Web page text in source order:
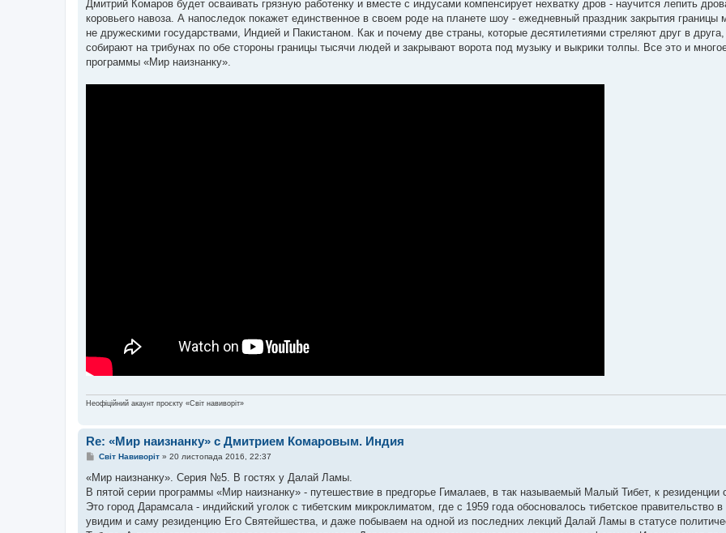
Дмитрий Комаров будет осваивать грязную работенку и вместе с индусами компенсирует нехватку дров - научится лепить
коровьего навоза. А напоследок покажет единственное в своем роде на планете шоу - ежедневный праздник закрытия
не дружескими государствами, Индией и Пакистаном. Как и почему две страны, которые десятилетиями стреляют друг в
собирают на трибунах по обе стороны границы тысячи людей и закрывают ворота под музыку и выкрики толпы. Все это и
программы «Мир наизнанку».
Неофіційний акаунт проєкту «Світ навиворіт»
Re: «Мир наизнанку» с Дмитрием Комаровым. Индия
П
в
д
о
л
Світ Навиворіт» 20 листопада 2016, 22:37
«Мир наизнанку». Серия №5. В гостях у Далай Ламы.
В пятой серии программы «Мир наизнанку» - путешествие в предгорье Гималаев, в так называемый Малый Тибет, к
Это город Дарамсала - индийский уголок с тибетским микроклиматом, где с 1959 года обосновалось тибетское правительство
увидим и саму резиденцию Его Святейшества, и даже побываем на одной из последних лекций Далай Ламы в статусе